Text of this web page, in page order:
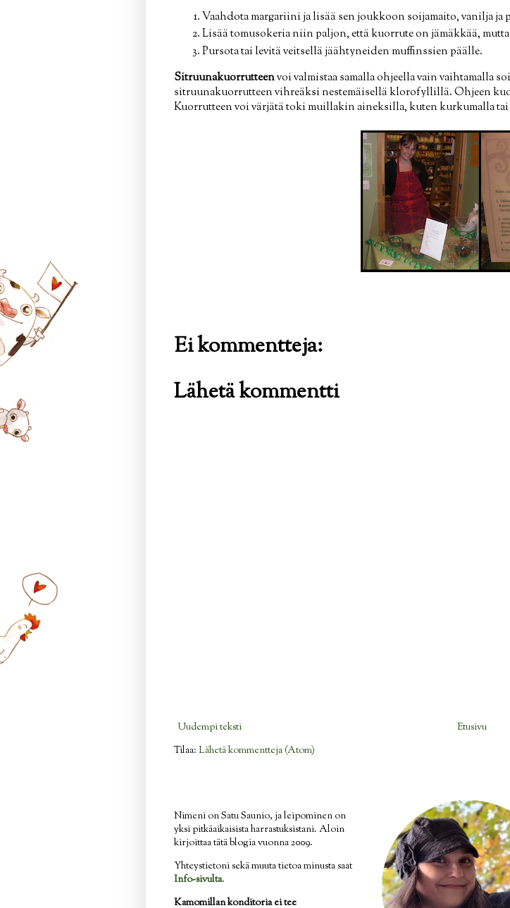
Vaahdota margariini ja lisää sen joukkoon soijamaito, vanilja ja
Lisää tomusokeria niin paljon, että kuorrute on jämäkkää,
Pursota tai levitä veitsellä jäähtyneiden muffinssien päälle.
Sitruunakuorrutteenvoi valmistaa samalla ohjeella vain vaihtamalla
sitruunakuorrutteen vihreäksi nestemäisellä klorofyllillä. Ohjeen
Kuorrutteen voi värjätä toki muillakin aineksilla, kuten kurkumalla
Ei kommentteja:
Lähetä kommentti
Uudempi teksti
Etusivu
Tilaa: Lähetä kommentteja (Atom)
Nimeni on Satu Saunio, ja leipominen on
yksi pitkäaikaisista harrastuksistani. Aloin
kirjoittaa tätä blogia vuonna 2009.
Yhteystietoni sekä muuta tietoa minusta saat
Info-sivulta.
Kamomillan konditoria ei tee